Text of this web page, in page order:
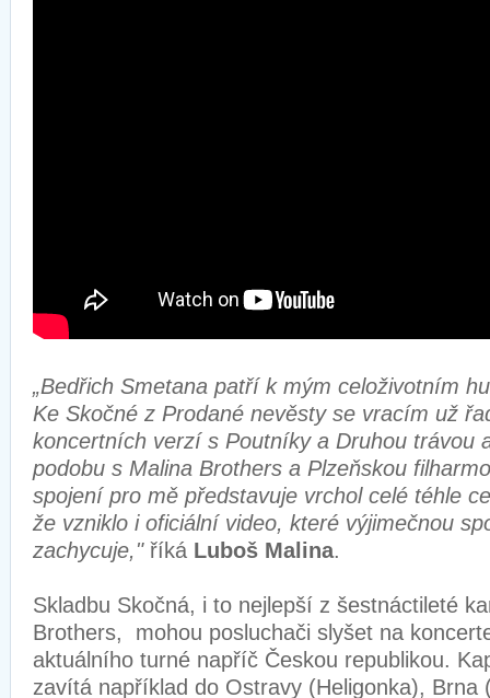
„Bedřich Smetana patří k mým celoživotním
Ke Skočné z Prodané nevěsty se vracím už
koncertních verzí s Poutníky a Druhou trávou
podobu s Malina Brothers a Plzeňskou
spojení pro mě představuje vrchol celé téhle
že vzniklo i oficiální video, které výjimečnou
zachycuje,"říká Luboš Malina.
Skladbu Skočná, i to nejlepší z šestnáctileté
Brothers, mohou posluchači slyšet na
aktuálního turné napříč Českou republikou.
zavítá například do Ostravy (Heligonka), Brna